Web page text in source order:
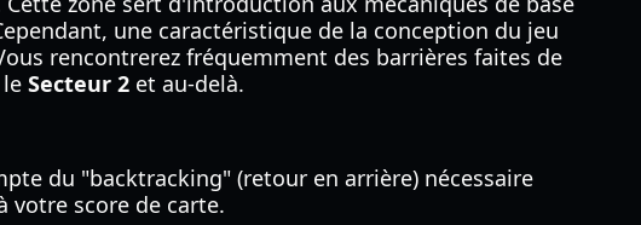
une caractéristique de la conception du jeu
rencontrerez fréquemment des barrières faites de
Secteur 2 et au-delà.
du "backtracking" (retour en arrière) nécessaire
votre score de carte.